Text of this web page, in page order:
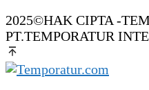
2025©HAK CIPTA -
PT.TEMPORATUR